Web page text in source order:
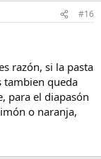
con un traste
para joyeria,
para pulir
es la siguiente,
quedan brillosos
#16
razón, si la pasta
tambien queda
para el diapasón
o naranja,